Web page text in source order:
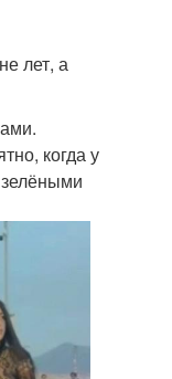
лет, а
когда у